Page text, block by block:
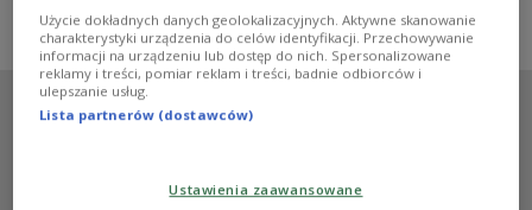
Zobacz więcej na temat: Czwórka MUZYKA NATA hip hop
Użycie dokładnych danych geolokalizacyjnych. Aktywne skanowanie
charakterystyki urządzenia do celów identyfikacji. Przechowywanie
informacji na urządzeniu lub dostęp do nich. Spersonalizowane
reklamy i treści, pomiar reklam i treści, badnie odbiorców i
ulepszanie usług.
Lista partnerów (dostawców)
Ustawienia zaawansowane